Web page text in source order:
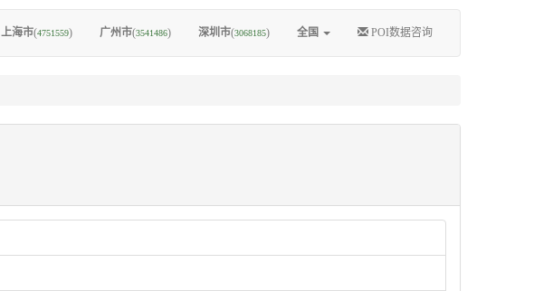
上海市(4751559) 广州市(3541486) 深圳市(3068185) 全国 POI数据咨询